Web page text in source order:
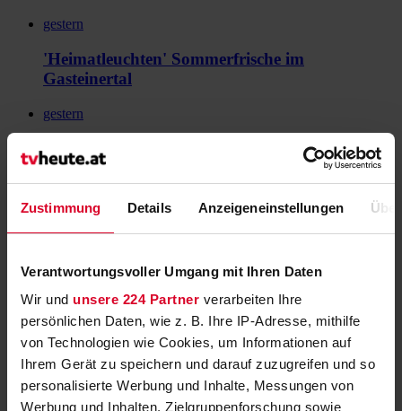
Zustimmung Details Anzeigeneinstellungen
Verantwortungsvoller Umgang mit Ihren Daten
Wir und unsere 224 Partner verarbeiten Ihre
persönlichen Daten, wie z. B. Ihre IP-Adresse, mithilfe
von Technologien wie Cookies, um Informationen auf
Ihrem Gerät zu speichern und darauf zuzugreifen und so
personalisierte Werbung und Inhalte, Messungen von
Werbung und Inhalten, Zielgruppenforschung sowie
gestern
'Heimatleuchten' Sommerfrische im
Gasteinertal
gestern
Tarantino-Doppel bei RTLZWEI
gestern
Havanna: Rum, Rauch und Revolution im
ORF-Doku-Highlight
gestern
2. Bundesliga startet – MotoGP und Tennis live
bei Sky
Aktuell
Broder über AfD in Ostdeutschland exklusiv